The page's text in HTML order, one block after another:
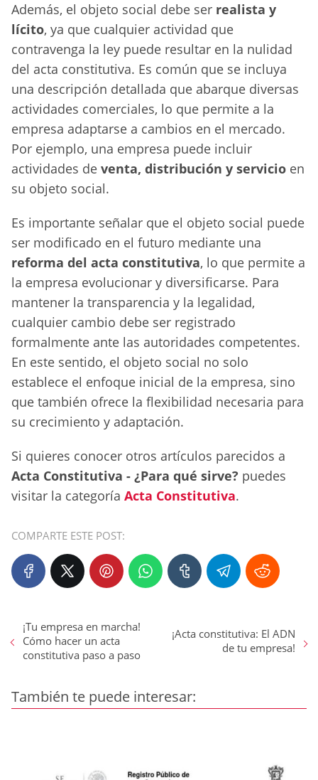
Además, el objeto social debe ser realista y
lícito, ya que cualquier actividad que
contravenga la ley puede resultar en la nulidad
del acta constitutiva. Es común que se incluya
una descripción detallada que abarque diversas
actividades comerciales, lo que permite a la
empresa adaptarse a cambios en el mercado.
Por ejemplo, una empresa puede incluir
actividades de venta, distribución y servicio en
su objeto social.
Es importante señalar que el objeto social puede
ser modificado en el futuro mediante una
reforma del acta constitutiva, lo que permite a
la empresa evolucionar y diversificarse. Para
mantener la transparencia y la legalidad,
cualquier cambio debe ser registrado
formalmente ante las autoridades competentes.
En este sentido, el objeto social no solo
establece el enfoque inicial de la empresa, sino
que también ofrece la flexibilidad necesaria para
su crecimiento y adaptación.
Si quieres conocer otros artículos parecidos a
Acta Constitutiva - ¿Para qué sirve? puedes
visitar la categoría Acta Constitutiva.
COMPARTE ESTE POST:
¡Tu empresa en marcha!
Cómo hacer un acta
constitutiva paso a paso
¡Acta constitutiva: El ADN
de tu empresa!
También te puede interesar: